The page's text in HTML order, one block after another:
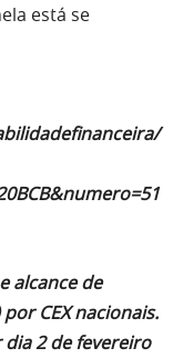
está se
alcance de
CEX nacionais.
2 de fevereiro